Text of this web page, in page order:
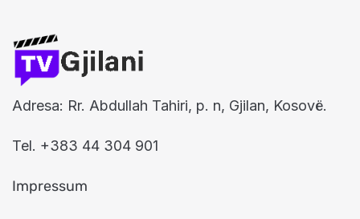
Adresa: Rr. Abdullah Tahiri, p. n, Gjilan, Kosovë.
Tel. +383 44 304 901
Impressum